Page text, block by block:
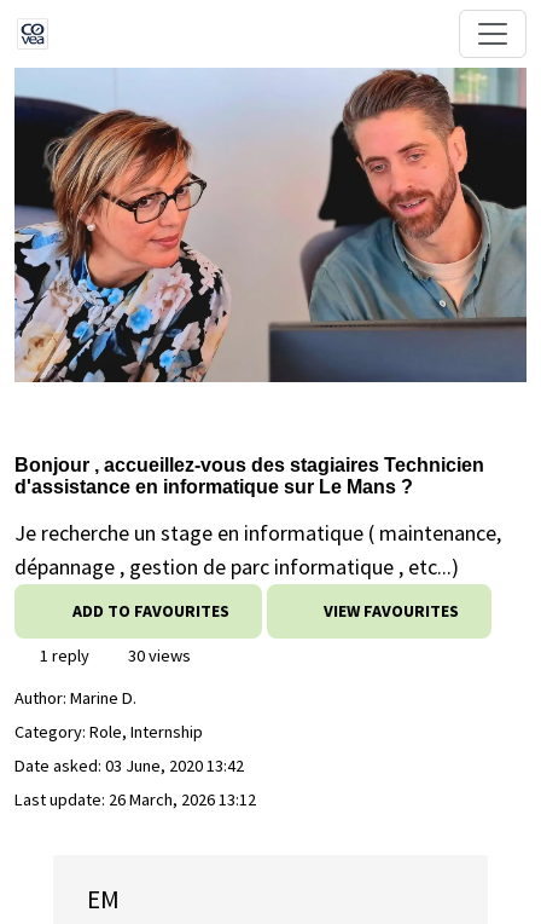
Bonjour , accueillez-vous des stagiaires Technicien
d'assistance en informatique sur Le Mans ?
Je recherche un stage en informatique ( maintenance,
dépannage , gestion de parc informatique , etc...)
ADD TO FAVOURITES VIEW FAVOURITES
1 reply
30 views
Author: Marine D.
Category: Role, Internship
Date asked: 03 June, 2020 13:42
Last update: 26 March, 2026 13:12
EM